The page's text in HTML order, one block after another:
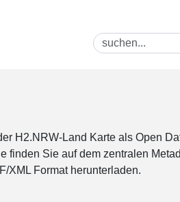
H2.NRW-Land Karte als Open
finden Sie auf dem zentralen
XML Format herunterladen.